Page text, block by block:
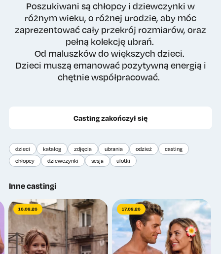
Poszukiwani są chłopcy i dziewczynki w
różnym wieku, o różnej urodzie, aby móc
zaprezentować cały przekrój rozmiarów, oraz
pełną kolekcję ubrań.
Od maluszków do większych dzieci.
Dzieci muszą emanować pozytywną energią i
chętnie współpracować.
Casting zakończył się
dzieci katalog zdjęcia ubrania odzież
casting
chłopcy
dziewczynki sesja ulotki
Inne castingi
16.08.26 17.08.26